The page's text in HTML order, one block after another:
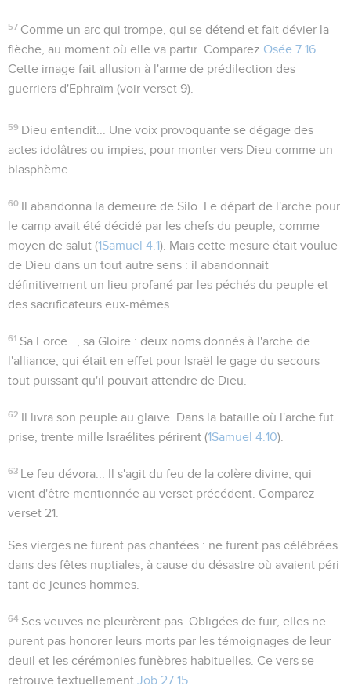
57 Comme un arc qui trompe , qui se détend et fait dévier la
flèche, au moment où elle va partir. Comparez Osée 7.16
Cette image fait allusion à l'arme de prédilection des
guerriers d'Ephraïm (voir verset 9).
59 Dieu entendit...
Une voix provoquante se dégage des
actes idolâtres ou impies, pour monter vers Dieu comme un
blasphème.
60 Il abandonna la demeure de Silo . Le départ de l'arche pour
le camp avait été décidé par les chefs du peuple, comme
moyen de salut (1Samuel 4.1). Mais cette mesure était voulue
de Dieu dans un tout autre sens : il abandonnait
définitivement un lieu profané par les péchés du peuple et
des sacrificateurs eux-mêmes.
61 Sa Force..., sa Gloire : deux noms donnés à l'arche de
l'alliance, qui était en effet pour Israël le gage du secours
tout puissant qu'il pouvait attendre de Dieu.
62 Il livra son peuple au glaive . Dans la bataille où l'arche fut
prise, trente mille Israélites périrent (1Samuel 4.10).
63 Le feu dévora...
Il s'agit du feu de la colère divine, qui
vient d'être mentionnée au verset précédent. Comparez
verset 21.
Ses vierges ne furent pas chantées : ne furent pas célébrées
dans des fêtes nuptiales, à cause du désastre où avaient péri
tant de jeunes hommes.
64 Ses veuves ne pleurèrent pas . Obligées de fuir, elles ne
purent pas honorer leurs morts par les témoignages de leur
deuil et les cérémonies funèbres habituelles. Ce vers se
retrouve textuellement Job 27.15